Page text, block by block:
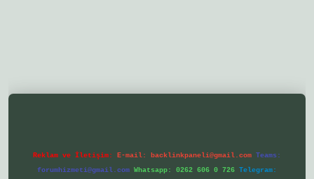
Reklam ve İletişim: E-mail: backlinkpaneli@gmail.com Teams:
forumhizmeti@gmail.com Whatsapp: 0262 606 0 726 Telegram: